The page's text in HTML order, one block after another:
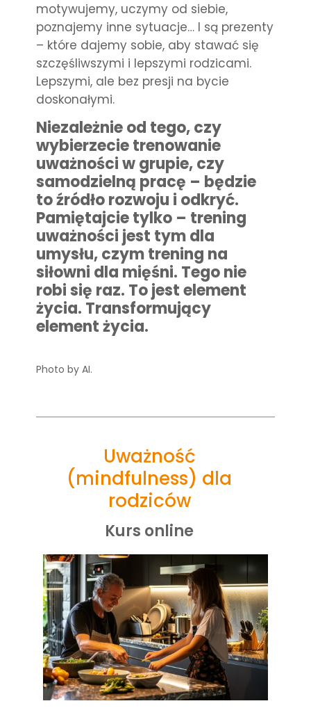
motywujemy, uczymy od siebie,
poznajemy inne sytuacje… I są prezenty
– które dajemy sobie, aby stawać się
szczęśliwszymi i lepszymi rodzicami.
Lepszymi, ale bez presji na bycie
doskonałymi.
Niezależnie od tego, czy
wybierzecie trenowanie
uważności w grupie, czy
samodzielną pracę – będzie
to źródło rozwoju i odkryć.
Pamiętajcie tylko – trening
uważności jest tym dla
umysłu, czym trening na
siłowni dla mięśni. Tego nie
robi się raz. To jest element
życia. Transformujący
element życia.
Photo by AI.
Uważność
(mindfulness) dla
rodziców
Kurs online